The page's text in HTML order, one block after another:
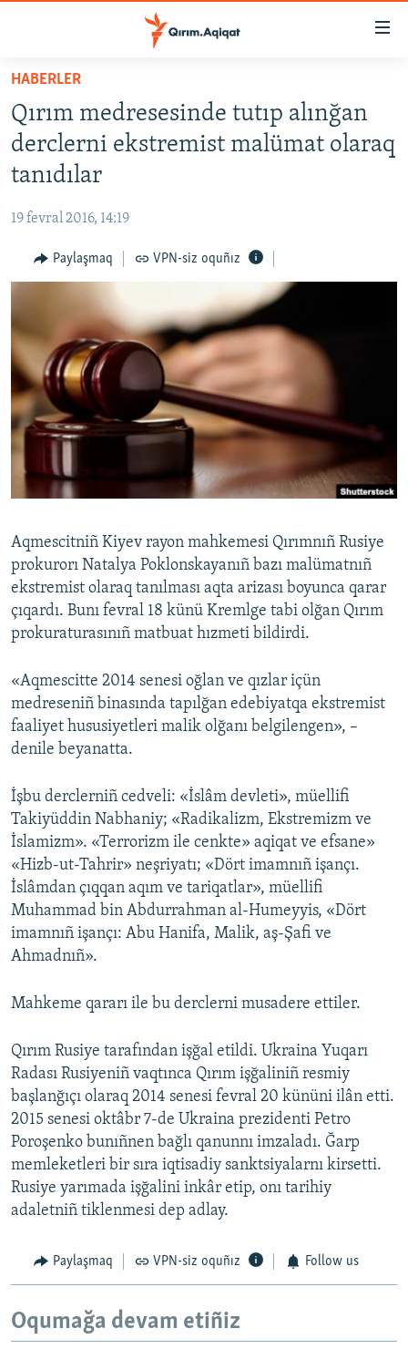
Esas
qaytmaq
Baş
navigatsiyağa
qaytmaq
Qıdıruvğa
SİYASET
İQTİSADİYAT
MEDENİYET
İNSAN AQLARI
BLOGLAR
FİKİR
Русский
Українською
RFE/RS bütün saytları
HABERLER
Qırım medresesinde tutıp alınğan
derclerni ekstremist malümat olaraq
tanıdılar
19 fevral 2016, 14:19
Paylaşmaq VPN-siz oquñız
Aqmescitniñ Kiyev rayon mahkemesi Qırımnıñ Rusiye
prokurorı Natalya Poklonskayanıñ bazı malümatnıñ
ekstremist olaraq tanılması aqta arizası boyunca qarar
çıqardı. Bunı fevral 18 künü Kremlge tabi olğan Qırım
prokuraturasınıñ matbuat hızmeti bildirdi.
«Aqmescitte 2014 senesi oğlan ve qızlar içün
medreseniñ binasında tapılğan edebiyatqa ekstremist
faaliyet hususiyetleri malik olğanı belgilengen», –
denile beyanatta.
İşbu derclerniñ cedveli: «İslâm devleti», müellifi
Takiyüddin Nabhaniy; «Radikalizm, Ekstremizm ve
İslamizm». «Terrorizm ile cenkte» aqiqat ve efsane»
«Hizb-ut-Tahrir» neşriyatı; «Dört imamnıñ işançı.
İslâmdan çıqqan aqım ve tariqatlar», müellifi
Muhammad bin Abdurrahman al-Humeyyis, «Dört
imamnıñ işançı: Abu Hanifa, Malik, aş-Şafi ve
Ahmadnıñ».
Mahkeme qararı ile bu derclerni musadere ettiler.
Qırım Rusiye tarafından işğal etildi. Ukraina Yuqarı
Radası Rusiyeniñ vaqtınca Qırım işğaliniñ resmiy
başlanğıçı olaraq 2014 senesi fevral 20 kününi ilân etti.
2015 senesi oktâbr 7-de Ukraina prezidenti Petro
Poroşenko bunıñnen bağlı qanunnı imzaladı. Ğarp
memleketleri bir sıra iqtisadiy sanktsiyalarnı kirsetti.
Rusiye yarımada işğalini inkâr etip, onı tarihiy
adaletniñ tiklenmesi dep adlay.
Paylaşmaq VPN-siz oquñız Follow us
Oqumağa devam etiñiz